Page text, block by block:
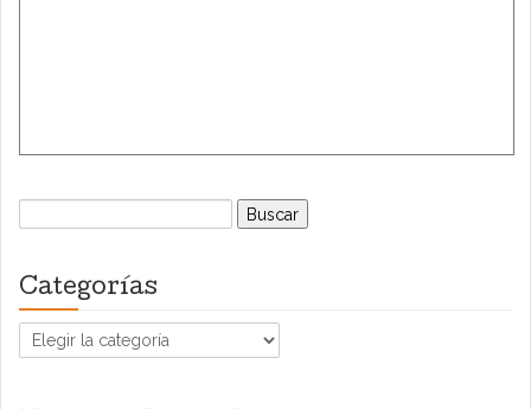
Buscar:
Categorías
Categorías